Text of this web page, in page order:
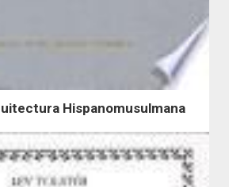
Hispanomusulmana